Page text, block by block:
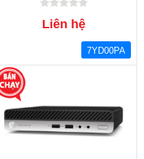
Liên hệ
7YD00PA